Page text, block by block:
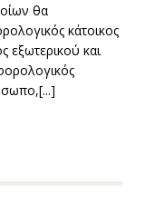
θα
κάτοικος
εξωτερικού και